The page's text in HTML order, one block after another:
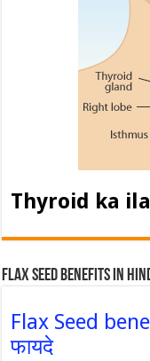
Thyroid ka ilaj
Flax Seed Benefits in
Flax Seed
फायदे